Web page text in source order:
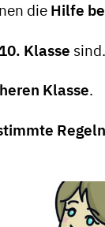
die Hilfe
10. Klasse sind.
Klasse.
Regeln